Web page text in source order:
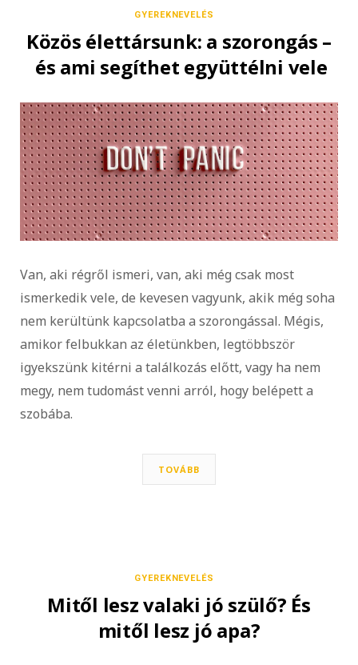
GYEREKNEVELÉS
Közös élettársunk: a szorongás –
és ami segíthet együttélni vele
Van, aki régről ismeri, van, aki még csak most
ismerkedik vele, de kevesen vagyunk, akik még soha
nem kerültünk kapcsolatba a szorongással. Mégis,
amikor felbukkan az életünkben, legtöbbször
igyekszünk kitérni a találkozás előtt, vagy ha nem
megy, nem tudomást venni arról, hogy belépett a
szobába.
TOVÁBB
GYEREKNEVELÉS
Mitől lesz valaki jó szülő? És
mitől lesz jó apa?